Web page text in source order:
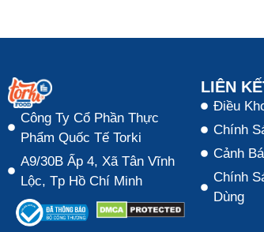
Công Ty Cổ Phần Thực
Phẩm Quốc Tế Torki
A9/30B Ấp 4, Xã Tân Vĩnh
Lộc, Tp Hồ Chí Minh
LIÊN
Điều
Chính
Cảnh
Chính
Dùng